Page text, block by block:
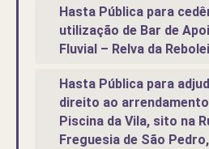
Hasta Pública para
utilização de Bar de
Fluvial – Relva da
Hasta Pública para
direito ao
Piscina da Vila, sito na
Freguesia de São